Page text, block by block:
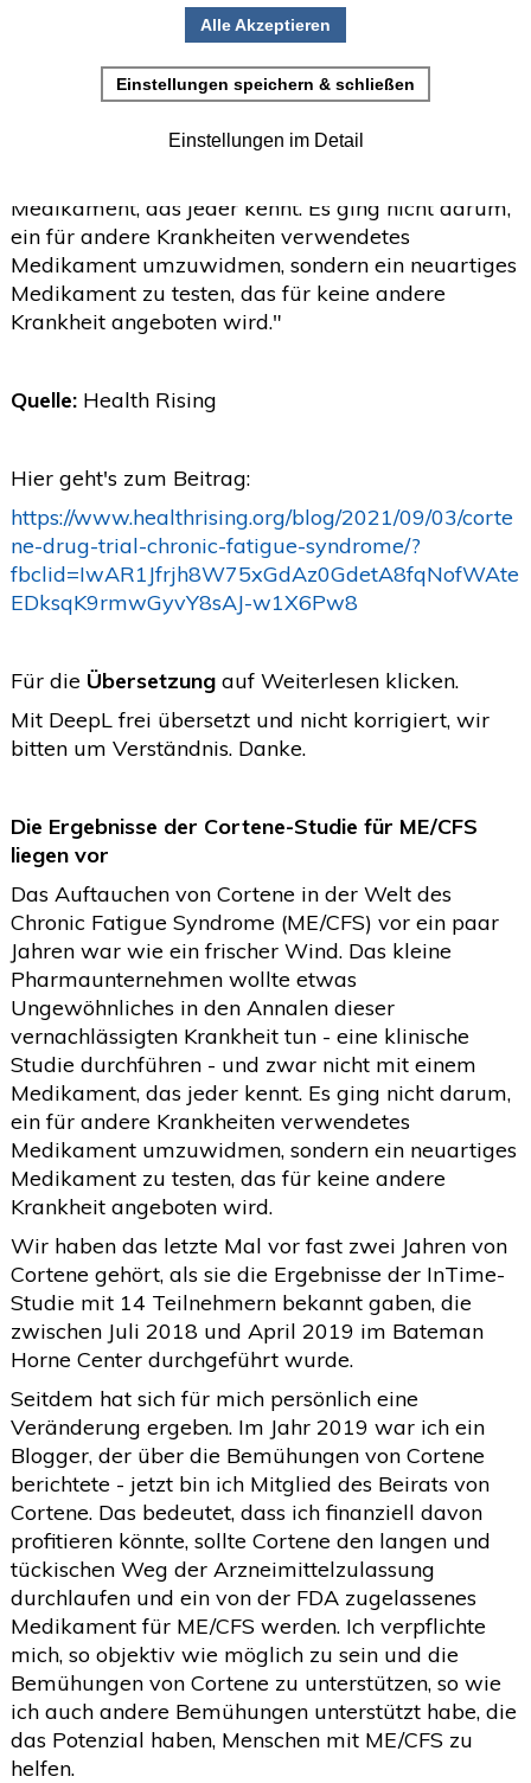
Einladung zur Studienteilnahme
>März(1)
>Februar(5)
>Januar(4)
>2024 (153)
>2022(119)
>2021(468)
>2020(26)
>2019(45)
> 2017(4)
> 2016(1)
"Das Auftauchen von Cortene in der Welt des
Chronic Fatigue Syndrome (ME/CFS) vor ein paar
Jahren war wie ein frischer Wind. Das kleine
Pharmaunternehmen wollte etwas
vernachlässigten Krankheit tun - eine klinische
Medikament, das jeder kennt. Es ging nicht darum,
ein für andere Krankheiten verwendetes
Medikament umzuwidmen, sondern ein neuartiges
Medikament zu testen, das für keine andere
Krankheit angeboten wird."
Quelle:Health Rising
Hier geht's zum Beitrag:
https://www.healthrising.org/blog/2021/09/03/corte
ne-drug-trial-chronic-fatigue-syndrome/?
fbclid=IwAR1Jfrjh8W75xGdAz0GdetA8fqNofWAte
EDksqK9rmwGyvY8sAJ-w1X6Pw8
Für die Übersetzungauf Weiterlesen klicken.
Mit DeepL frei übersetzt und nicht korrigiert, wir
bitten um Verständnis. Danke.
Die Ergebnisse der Cortene-Studie für ME/CFS
liegen vor
Das Auftauchen von Cortene in der Welt des
Chronic Fatigue Syndrome (ME/CFS) vor ein paar
Jahren war wie ein frischer Wind. Das kleine
Pharmaunternehmen wollte etwas
Ungewöhnliches in den Annalen dieser
vernachlässigten Krankheit tun - eine klinische
Studie durchführen - und zwar nicht mit einem
Medikament, das jeder kennt. Es ging nicht darum,
ein für andere Krankheiten verwendetes
Medikament umzuwidmen, sondern ein neuartiges
Medikament zu testen, das für keine andere
Krankheit angeboten wird.
Wir haben das letzte Mal vor fast zwei Jahren von
Cortene gehört, als sie die Ergebnisse der InTime-
Studie mit 14 Teilnehmern bekannt gaben, die
zwischen Juli 2018 und April 2019 im Bateman
Horne Center durchgeführt wurde.
Seitdem hat sich für mich persönlich eine
Veränderung ergeben. Im Jahr 2019 war ich ein
Blogger, der über die Bemühungen von Cortene
berichtete - jetzt bin ich Mitglied des Beirats von
Cortene. Das bedeutet, dass ich finanziell davon
profitieren könnte, sollte Cortene den langen und
tückischen Weg der Arzneimittelzulassung
durchlaufen und ein von der FDA zugelassenes
Medikament für ME/CFS werden. Ich verpflichte
mich, so objektiv wie möglich zu sein und die
Bemühungen von Cortene zu unterstützen, so wie
ich auch andere Bemühungen unterstützt habe, die
das Potenzial haben, Menschen mit ME/CFS zu
helfen.